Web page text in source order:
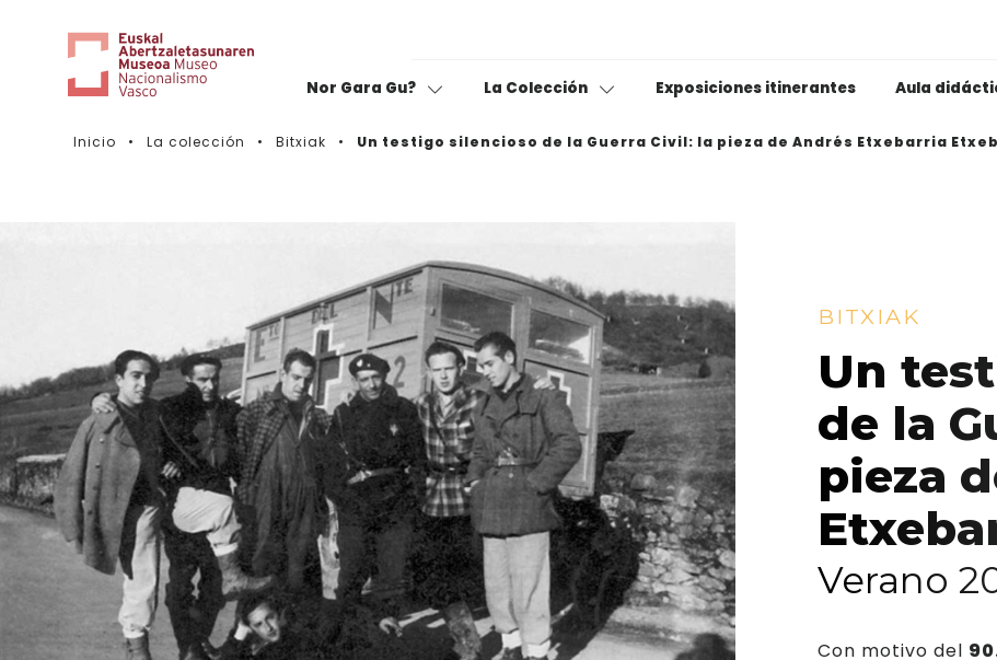
Nor Gara Gu? La Colección
Fondo fotográfico
Museotik
Exposiciones itinerantes Aula
Caravana de mujeres
Grandes mujeres
Deporte para todos-
La vida de los
Jóvenes
Inicio La colección Bitxiak Un testigo silencioso de la Guerra Civil: la pieza de Andrés Etxebarria
BITXIAK
Un
de la
pieza
Verano
Con motivo del